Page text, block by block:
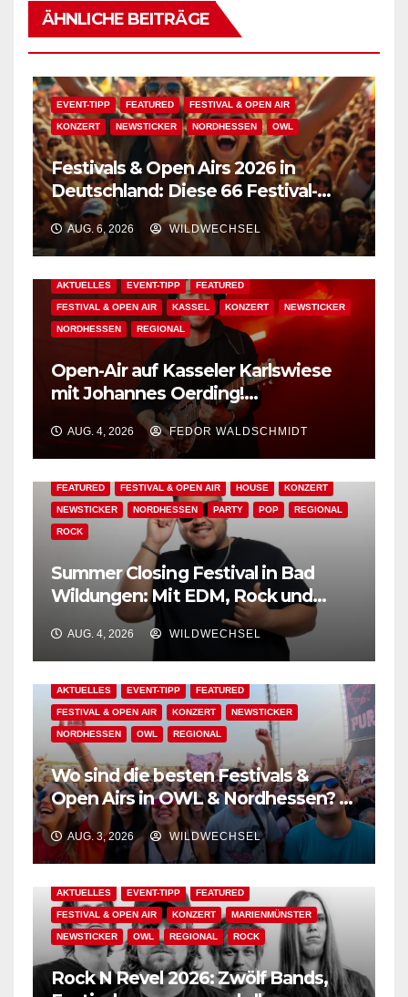
ÄHNLICHE BEITRÄGE
EVENT-TIPP FEATURED FESTIVAL & OPEN AIR
KONZERT NEWSTICKER NORDHESSEN OWL
Festivals & Open Airs 2026 in
Deutschland: Diese 66 Festival-
Events warten auf Dich!
AUG. 6, 2026 WILDWECHSEL
AKTUELLES EVENT-TIPP FEATURED
FESTIVAL & OPEN AIR KASSEL KONZERT NEWSTICKER
NORDHESSEN REGIONAL
Open-Air auf Kasseler Karlswiese
mit Johannes Oerding!
Zusatzkontingent an Tickets
erhältlich!
AUG. 4, 2026 FEDOR WALDSCHMIDT
FEATURED FESTIVAL & OPEN AIR HOUSE KONZERT
NEWSTICKER NORDHESSEN PARTY POP REGIONAL
ROCK
Summer Closing Festival in Bad
Wildungen: Mit EDM, Rock und
Festivalflair klingt der Sommer aus!
AUG. 4, 2026 WILDWECHSEL
AKTUELLES EVENT-TIPP FEATURED
FESTIVAL & OPEN AIR KONZERT NEWSTICKER
NORDHESSEN OWL REGIONAL
Wo sind die besten Festivals &
Open Airs in OWL & Nordhessen? –
Der Ww-Festival-Planer!
AUG. 3, 2026 WILDWECHSEL
AKTUELLES EVENT-TIPP FEATURED
FESTIVAL & OPEN AIR KONZERT MARIENMÜNSTER
NEWSTICKER OWL REGIONAL ROCK
Rock N Revel 2026: Zwölf Bands,